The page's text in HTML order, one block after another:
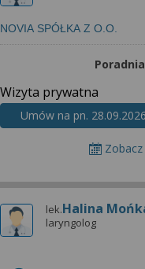
NOVIA SPÓŁKA Z O.O.
Wizyta prywatna
Umów na pn.
lek.Halina
laryngolog